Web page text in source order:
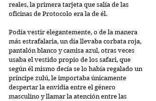
reales, la primera tarjeta que salía de las
oficinas de Protocolo era la de él.
Podía vestir elegantemente, o de la manera
más estrafalaria, un día llevaba corbata roja,
pantalón blanco y camisa azul, otras veces
usaba el vestido propio de los safari, que
según él mismo decía se lo había regalado un
príncipe zulú, le importaba únicamente
despertar la envidia entre el género
masculino y llamar la atención entre las